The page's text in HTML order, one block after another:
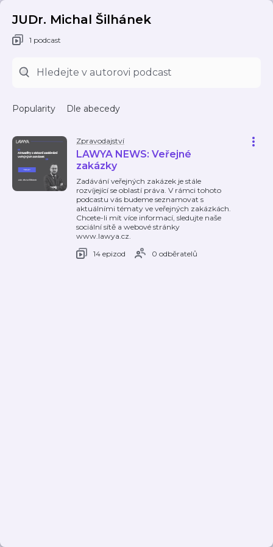
JUDr. Michal Šilhánek
1 podcast
Popularity Dle abecedy
Zpravodajství
LAWYA NEWS: Veřejné
zakázky
Zadávání veřejných zakázek je stále
rozvíjející se oblastí práva. V rámci tohoto
podcastu vás budeme seznamovat s
aktuálními tématy ve veřejných zakázkách.
Chcete-li mít více informací, sledujte naše
sociální sítě a webové stránky
www.lawya.cz.
14 epizod
0 odběratelů